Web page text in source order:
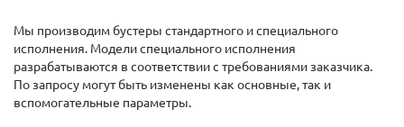
Мы производим бустеры стандартного и специального
исполнения. Модели специального исполнения
разрабатываются в соответствии с требованиями заказчика.
По запросу могут быть изменены как основные, так и
вспомогательные параметры.